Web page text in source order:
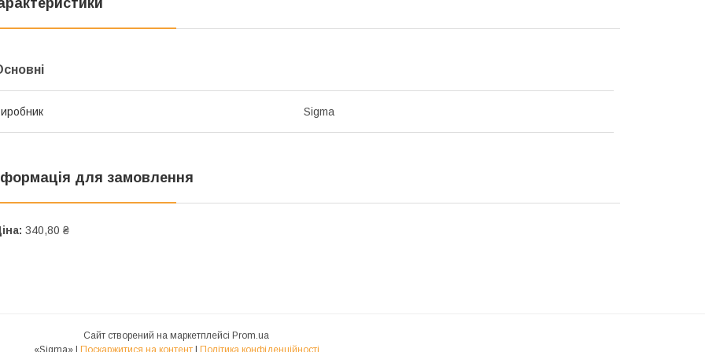
Sigma
для замовлення
340,80 ₴
Сайт створений на маркетплейсі Prom.ua
«Sigma» | Поскаржитися на контент | Політика конфіденційності